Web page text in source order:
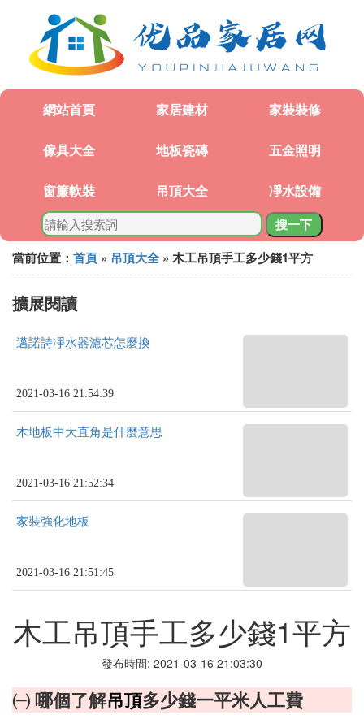
網站首頁 家居建材 家裝裝修
傢具大全 地板瓷磚 五金照明
窗簾軟裝 吊頂大全 凈水設備
搜一下
當前位置： 首頁 » 吊頂大全» 木工吊頂手工多少錢1平方
擴展閱讀
邁諾詩凈水器濾芯怎麼換
2021-03-16 21:54:39
木地板中大直角是什麼意思
2021-03-16 21:52:34
家裝強化地板
2021-03-16 21:51:45
木工吊頂手工多少錢1平方
發布時間: 2021-03-16 21:03:30
㈠ 哪個了解吊頂多少錢一平米人工費